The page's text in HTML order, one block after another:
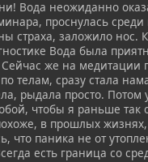
Вода неожиданно
проснулась
страха, заложило нос.
Вода была
же на медитации
телам, сразу стала
рыдала просто.
чтобы я раньше так
в прошлых
что паника не от
есть граница со